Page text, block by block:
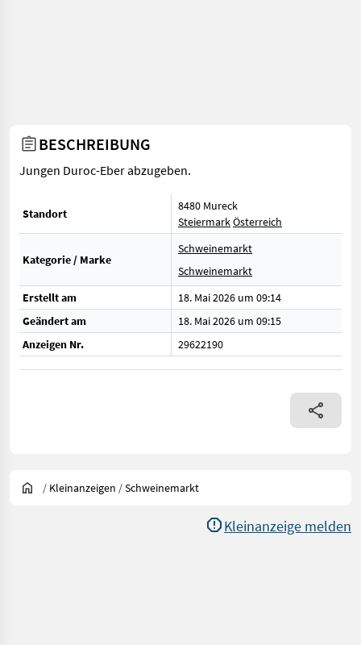
BESCHREIBUNG
Jungen Duroc-Eber abzugeben.
Standort
8480 Mureck
SteiermarkÖsterreich
Kategorie / Marke
Schweinemarkt
Schweinemarkt
Erstellt am
18. Mai 2026 um 09:14
Geändert am
18. Mai 2026 um 09:15
Anzeigen Nr.
29622190
/ Kleinanzeigen /Schweinemarkt
Kleinanzeige melden